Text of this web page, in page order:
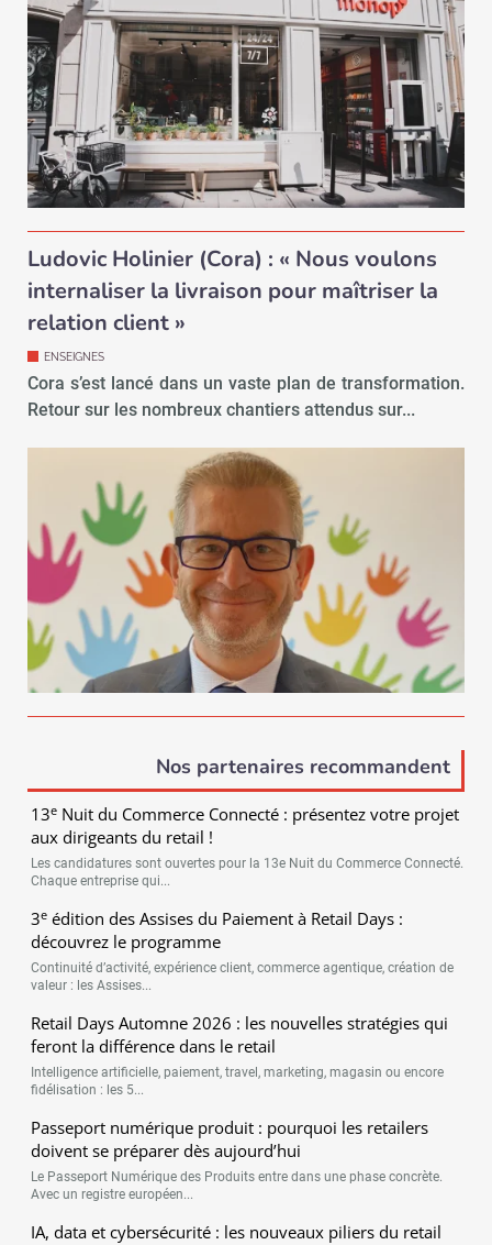
Ludovic Holinier (Cora) : « Nous voulons
internaliser la livraison pour maîtriser la
relation client »
ENSEIGNES
Cora s’est lancé dans un vaste plan de transformation.
Retour sur les nombreux chantiers attendus sur...
Nos partenaires recommandent
13e Nuit du Commerce Connecté : présentez votre projet
aux dirigeants du retail !
Les candidatures sont ouvertes pour la 13e Nuit du Commerce Connecté.
Chaque entreprise qui...
3e édition des Assises du Paiement à Retail Days :
découvrez le programme
Continuité d’activité, expérience client, commerce agentique, création de
valeur : les Assises...
Retail Days Automne 2026 : les nouvelles stratégies qui
feront la différence dans le retail
Intelligence artificielle, paiement, travel, marketing, magasin ou encore
fidélisation : les 5...
Passeport numérique produit : pourquoi les retailers
doivent se préparer dès aujourd’hui
Le Passeport Numérique des Produits entre dans une phase concrète.
Avec un registre européen...
IA, data et cybersécurité : les nouveaux piliers du retail